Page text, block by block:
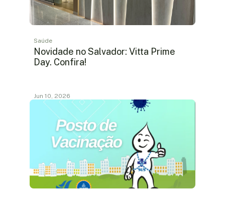
Saúde
Novidade no Salvador: Vitta Prime
Day. Confira!
Jun 10, 2026